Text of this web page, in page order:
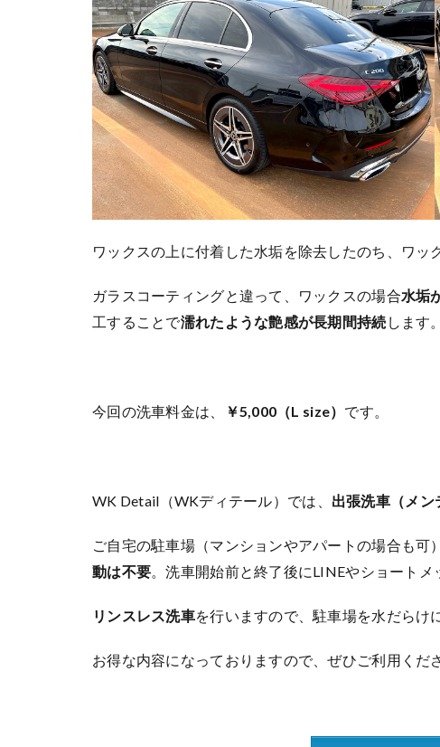
ワックスの上に付着した水垢を除去したのち、ワッ
ガラスコーティングと違って、ワックスの場合水垢
工することで濡れたような艶感が長期間持続 します。
今回の洗車料金は、 ￥5,000（L size） です。
WK Detail（WKディテール）では、 出張洗車（メン
ご自宅の駐車場（マンションやアパートの場合も可
動は不要。洗車開始前と終了後にLINEやショートメ
リンスレス洗車を行いますので、駐車場を水だらけ
お得な内容になっておりますので、ぜひご利用くだ